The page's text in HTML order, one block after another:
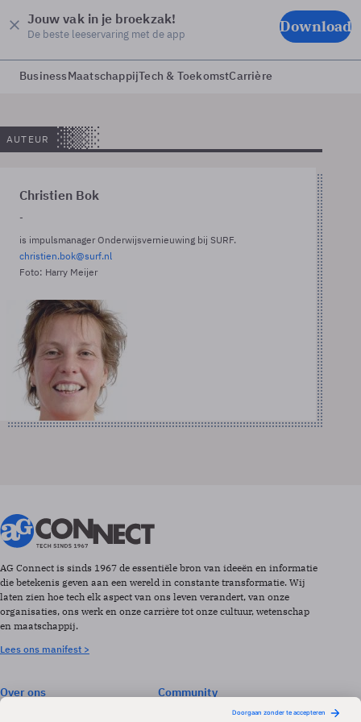
Jouw vak in je broekzak!
De beste leeservaring met de app Download
BusinessMaatschappijTech & ToekomstCarrière
AUTEUR
Christien Bok
-
is impulsmanager Onderwijsvernieuwing bij SURF.
christien.bok@surf.nl
Foto: Harry Meijer
AG Connect is sinds 1967 de essentiële bron van ideeën en informatie
die betekenis geven aan een wereld in constante transformatie. Wij
laten zien hoe tech elk aspect van ons leven verandert, van onze
organisaties, ons werk en onze carrière tot onze cultuur, wetenschap
en maatschappij.
Lees ons manifest >
Over ons
Community
Events & Opleidingen